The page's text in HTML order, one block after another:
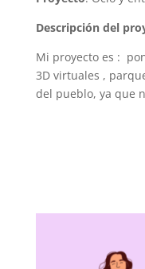
Descripción del
Mi proyecto es :
3D virtuales ,
del pueblo, ya que